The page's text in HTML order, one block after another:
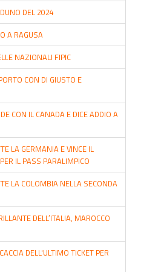
DEL 2024
A RAGUSA
NAZIONALI FIPIC
CON DI GIUSTO E
CON IL CANADA E DICE ADDIO A
LA GERMANIA E VINCE IL
IL PASS PARALIMPICO
LA COLOMBIA NELLA SECONDA
DELL’ITALIA, MAROCCO
DELL'ULTIMO TICKET PER